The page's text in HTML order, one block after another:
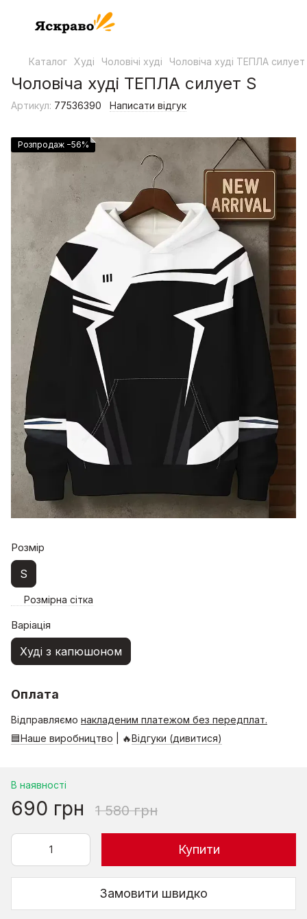
Каталог Худі Чоловічі худі Чоловіча худі ТЕПЛА силует
Чоловіча худі ТЕПЛА силует S
Артикул: 77536390 Написати відгук
Розпродаж −56%
Розмір
S
Розмірна сітка
Варіація
Худі з капюшоном
Оплата
Відправляємо накладеним платежом без передплат.
🟦Наше виробництво | 🔥Відгуки (дивитися)
В наявності
690 грн 1 580 грн
Купити
Замовити швидко